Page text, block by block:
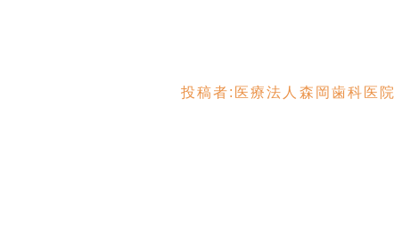
投稿者: 医療法人森岡歯科医院